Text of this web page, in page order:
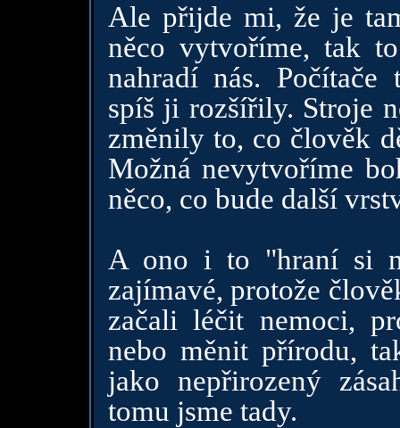
Ale přijde mi, že je
něco vytvoříme, tak
nahradí nás. Počítače
spíš ji rozšířily. Stroje
změnily to, co člověk
Možná nevytvoříme
něco, co bude další
A ono i to "hraní si
zajímavé, protože
začali léčit nemoci,
nebo měnit přírodu,
jako nepřirozený
tomu jsme tady.